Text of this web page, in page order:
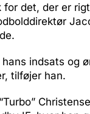
for det, der er
indsats og
tilføjer han.